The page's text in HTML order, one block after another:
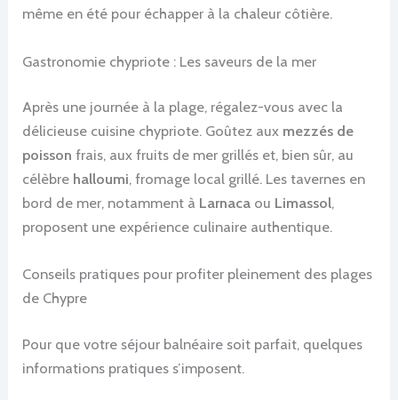
même en été pour échapper à la chaleur côtière.
Gastronomie chypriote : Les saveurs de la mer
Après une journée à la plage, régalez-vous avec la
délicieuse cuisine chypriote. Goûtez aux mezzés de
poisson frais, aux fruits de mer grillés et, bien sûr, au
célèbre halloumi, fromage local grillé. Les tavernes en
bord de mer, notamment à Larnaca ou Limassol,
proposent une expérience culinaire authentique.
Conseils pratiques pour profiter pleinement des plages
de Chypre
Pour que votre séjour balnéaire soit parfait, quelques
informations pratiques s’imposent.